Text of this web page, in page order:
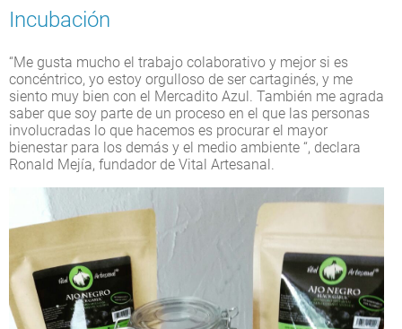
Incubación
“Me gusta mucho el trabajo colaborativo y mejor si es
concéntrico, yo estoy orgulloso de ser cartaginés, y me
siento muy bien con el Mercadito Azul. También me agrada
saber que soy parte de un proceso en el que las personas
involucradas lo que hacemos es procurar el mayor
bienestar para los demás y el medio ambiente “, declara
Ronald Mejía, fundador de Vital Artesanal.